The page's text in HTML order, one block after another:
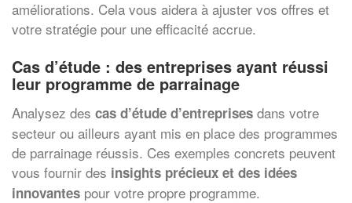
améliorations. Cela vous aidera à ajuster vos offres et
votre stratégie pour une efficacité accrue.
Cas d’étude : des entreprises ayant réussi
leur programme de parrainage
Analysez des cas d’étude d’entreprises dans votre
secteur ou ailleurs ayant mis en place des programmes
de parrainage réussis. Ces exemples concrets peuvent
vous fournir des insights précieux et des idées
innovantes pour votre propre programme.